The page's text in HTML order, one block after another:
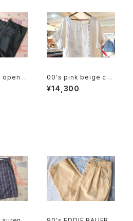
open c
"g
00's pink beige cha
in stitched linen pul
lover Dress
¥14,300